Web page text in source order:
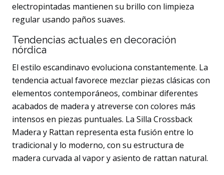
electropintadas mantienen su brillo con limpieza
regular usando paños suaves.
Tendencias actuales en decoración
nórdica
El estilo escandinavo evoluciona constantemente. La
tendencia actual favorece mezclar piezas clásicas con
elementos contemporáneos, combinar diferentes
acabados de madera y atreverse con colores más
intensos en piezas puntuales. La Silla Crossback
Madera y Rattan representa esta fusión entre lo
tradicional y lo moderno, con su estructura de
madera curvada al vapor y asiento de rattan natural.